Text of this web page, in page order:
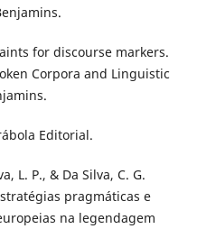
for discourse markers.
Corpora and Linguistic
Editorial.
L. P., & Da Silva, C. G.
pragmáticas e
na legendagem